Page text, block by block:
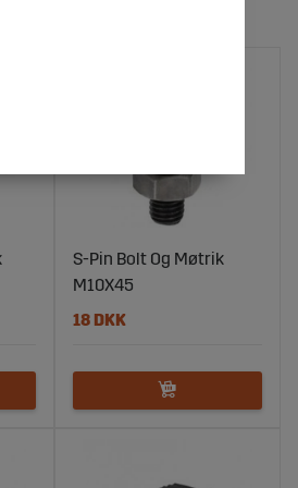
S-Pin Bolt Og Møtrik
M10X45
18 DKK